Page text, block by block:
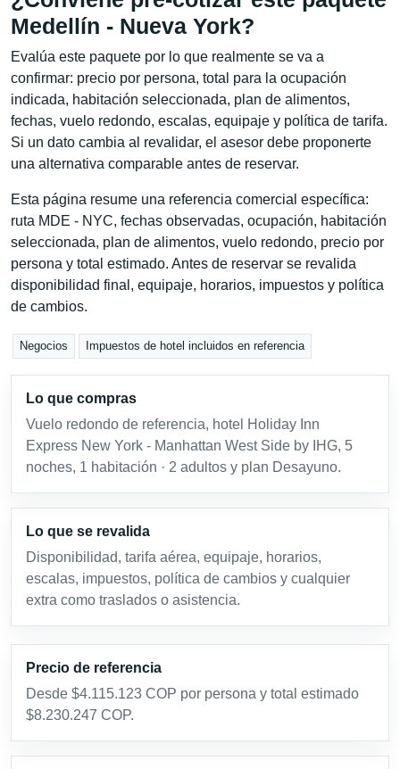
Medellín - Nueva York?
Evalúa este paquete por lo que realmente se va a
confirmar: precio por persona, total para la ocupación
indicada, habitación seleccionada, plan de alimentos,
fechas, vuelo redondo, escalas, equipaje y política de tarifa.
Si un dato cambia al revalidar, el asesor debe proponerte
una alternativa comparable antes de reservar.
Esta página resume una referencia comercial específica:
ruta MDE - NYC, fechas observadas, ocupación, habitación
seleccionada, plan de alimentos, vuelo redondo, precio por
persona y total estimado. Antes de reservar se revalida
disponibilidad final, equipaje, horarios, impuestos y política
de cambios.
Negocios Impuestos de hotel incluidos en referencia
Lo que compras
Vuelo redondo de referencia, hotel Holiday Inn
Express New York - Manhattan West Side by IHG, 5
noches, 1 habitación · 2 adultos y plan Desayuno.
Lo que se revalida
Disponibilidad, tarifa aérea, equipaje, horarios,
escalas, impuestos, política de cambios y cualquier
extra como traslados o asistencia.
Precio de referencia
Desde $4.115.123 COP por persona y total estimado
$8.230.247 COP.